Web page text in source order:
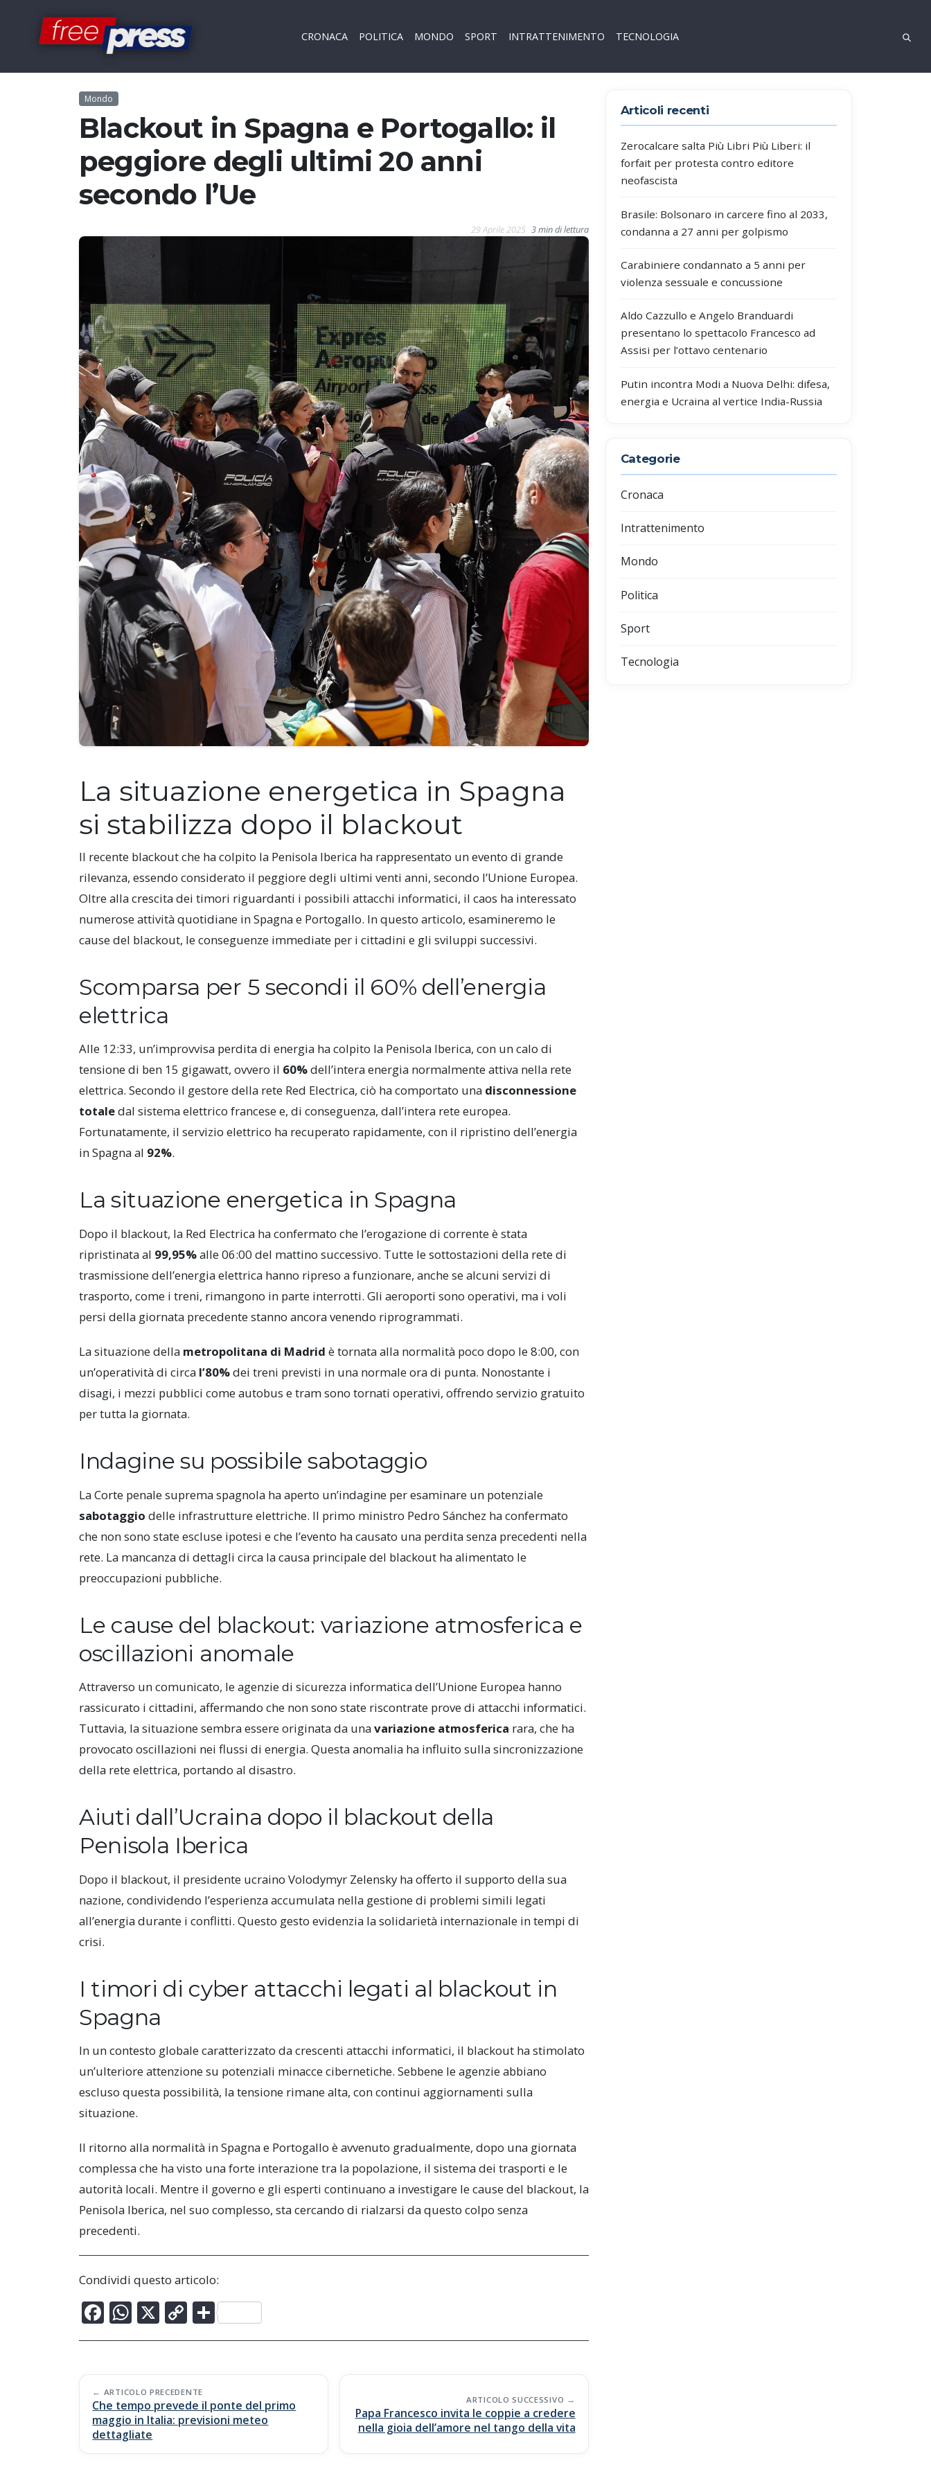
CRONACA POLITICA MONDO SPORT INTRATTENIMENTO TECNOLOGIA
Mondo
Blackout in Spagna e Portogallo: il
peggiore degli ultimi 20 anni
secondo l’Ue
29 Aprile 2025 3 min di lettura
La situazione energetica in Spagna
si stabilizza dopo il blackout
Il recente blackout che ha colpito la Penisola Iberica ha rappresentato un evento di grande
rilevanza, essendo considerato il peggiore degli ultimi venti anni, secondo l’Unione Europea.
Oltre alla crescita dei timori riguardanti i possibili attacchi informatici, il caos ha interessato
numerose attività quotidiane in Spagna e Portogallo. In questo articolo, esamineremo le
cause del blackout, le conseguenze immediate per i cittadini e gli sviluppi successivi.
Scomparsa per 5 secondi il 60% dell’energia
elettrica
Alle 12:33, un’improvvisa perdita di energia ha colpito la Penisola Iberica, con un calo di
tensione di ben 15 gigawatt, ovvero il 60%dell’intera energia normalmente attiva nella rete
elettrica. Secondo il gestore della rete Red Electrica, ciò ha comportato una disconnessione
totaledal sistema elettrico francese e, di conseguenza, dall’intera rete europea.
Fortunatamente, il servizio elettrico ha recuperato rapidamente, con il ripristino dell’energia
in Spagna al 92%.
La situazione energetica in Spagna
Dopo il blackout, la Red Electrica ha confermato che l’erogazione di corrente è stata
ripristinata al 99,95%alle 06:00 del mattino successivo. Tutte le sottostazioni della rete di
trasmissione dell’energia elettrica hanno ripreso a funzionare, anche se alcuni servizi di
trasporto, come i treni, rimangono in parte interrotti. Gli aeroporti sono operativi, ma i voli
persi della giornata precedente stanno ancora venendo riprogrammati.
La situazione della metropolitana di Madrid è tornata alla normalità poco dopo le 8:00, con
un’operatività di circa l’80%dei treni previsti in una normale ora di punta. Nonostante i
disagi, i mezzi pubblici come autobus e tram sono tornati operativi, offrendo servizio gratuito
per tutta la giornata.
Indagine su possibile sabotaggio
La Corte penale suprema spagnola ha aperto un’indagine per esaminare un potenziale
sabotaggio delle infrastrutture elettriche. Il primo ministro Pedro Sánchez ha confermato
che non sono state escluse ipotesi e che l’evento ha causato una perdita senza precedenti nella
rete. La mancanza di dettagli circa la causa principale del blackout ha alimentato le
preoccupazioni pubbliche.
Le cause del blackout: variazione atmosferica e
oscillazioni anomale
Attraverso un comunicato, le agenzie di sicurezza informatica dell’Unione Europea hanno
rassicurato i cittadini, affermando che non sono state riscontrate prove di attacchi informatici.
Tuttavia, la situazione sembra essere originata da unavariazione atmosferica rara, che ha
provocato oscillazioni nei flussi di energia. Questa anomalia ha influito sulla sincronizzazione
della rete elettrica, portando al disastro.
Aiuti dall’Ucraina dopo il blackout della
Penisola Iberica
Dopo il blackout, il presidente ucraino Volodymyr Zelensky ha offerto il supporto della sua
nazione, condividendo l’esperienza accumulata nella gestione di problemi simili legati
all’energia durante i conflitti. Questo gesto evidenzia la solidarietà internazionale in tempi di
crisi.
I timori di cyber attacchi legati al blackout in
Spagna
In un contesto globale caratterizzato da crescenti attacchi informatici, il blackout ha stimolato
un’ulteriore attenzione su potenziali minacce cibernetiche. Sebbene le agenzie abbiano
escluso questa possibilità, la tensione rimane alta, con continui aggiornamenti sulla
situazione.
Il ritorno alla normalità in Spagna e Portogallo è avvenuto gradualmente, dopo una giornata
complessa che ha visto una forte interazione tra la popolazione, il sistema dei trasporti e le
autorità locali. Mentre il governo e gli esperti continuano a investigare le cause del blackout, la
Penisola Iberica, nel suo complesso, sta cercando di rialzarsi da questo colpo senza
precedenti.
Condividi questo articolo:
F
ac
b
o
o
k
W
h
s
A
p
p
X C
o
y
Li
n
k
C
o
di
vi
di
Post
navigation
ARTICOLO PRECEDENTE
Che tempo prevede il ponte del primo
maggio in Italia: previsioni meteo
dettagliate
ARTICOLO SUCCESSIVO
Papa Francesco invita le coppie a credere
nella gioia dell’amore nel tango della vita
Articoli recenti
Zerocalcare salta Più Libri Più Liberi: il
forfait per protesta contro editore
neofascista
Brasile: Bolsonaro in carcere fino al 2033,
condanna a 27 anni per golpismo
Carabiniere condannato a 5 anni per
violenza sessuale e concussione
Aldo Cazzullo e Angelo Branduardi
presentano lo spettacolo Francesco ad
Assisi per l’ottavo centenario
Putin incontra Modi a Nuova Delhi: difesa,
energia e Ucraina al vertice India-Russia
Categorie
Cronaca
Intrattenimento
Mondo
Politica
Sport
Tecnologia